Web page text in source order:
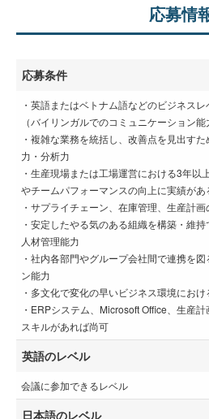
応募情
応募条件
・英語またはベトナム語などのビジネス
（バイリンガルでのコミュニケーション能
・複雑な業務を統括し、改善点を見出す
力・分析力
・生産現場または工場運営における3年以
やチームパフォーマンスの向上に実績があ
・サプライチェーン、在庫管理、生産計
・安定したやる気のある組織を構築・維
人材管理能力
・社内各部門やグループ会社間で連携を
ン能力
・多文化で変化の早いビジネス環境にお
・ERPシステム、Microsoft Office、生産
スキルがあれば尚可
英語のレベル
会議に参加できるレベル
日本語のレベル